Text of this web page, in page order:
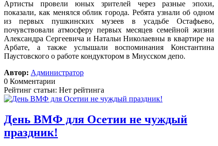
Артисты провели юных зрителей через разные эпохи,
показали, как менялся облик города. Ребята узнали об одном
из первых пушкинских музеев в усадьбе Остафьево,
почувствовали атмосферу первых месяцев семейной жизни
Александра Сергеевича и Натальи Николаевны в квартире на
Арбате, а также услышали воспоминания Константина
Паустовского о работе кондуктором в Миусском депо.
Автор: Администратор
0 Комментарии
Рейтинг статьи: Нет рейтинга
День ВМФ для Осетии не чуждый
праздник!